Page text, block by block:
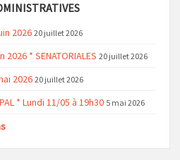
2026 20 juillet 2026
2026 * SENATORIALES 20 juillet 2026
2026 20 juillet 2026
* Lundi 11/05 à 19h30 5 mai 2026